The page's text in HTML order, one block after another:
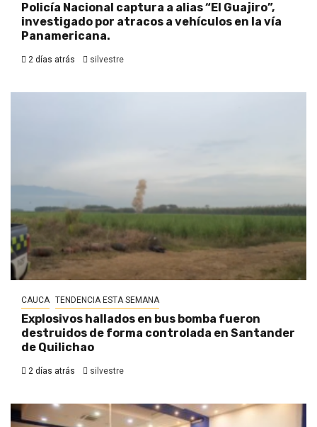
Policía Nacional captura a alias “El Guajiro”,
investigado por atracos a vehículos en la vía
Panamericana.
2 días atrás silvestre
CAUCA TENDENCIA ESTA SEMANA
Explosivos hallados en bus bomba fueron
destruidos de forma controlada en Santander
de Quilichao
2 días atrás silvestre